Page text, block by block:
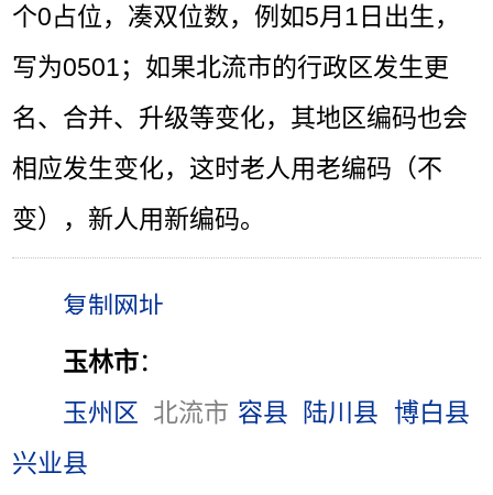
个0占位，凑双位数，例如5月1日出生，
写为0501；如果北流市的行政区发生更
名、合并、升级等变化，其地区编码也会
相应发生变化，这时老人用老编码（不
变），新人用新编码。
玉林市：
玉州区 北流市 容县 陆川县
博白县
兴业县